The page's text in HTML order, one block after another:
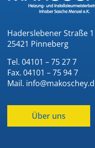
Haderslebener Straße 1
25421 Pinneberg
Tel. 04101 – 75 27 7
Fax. 04101 – 75 94 7
Mail.
Über uns